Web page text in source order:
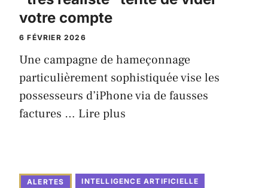
votre compte
6 FÉVRIER 2026
Une campagne de hameçonnage
particulièrement sophistiquée vise les
possesseurs d’iPhone via de fausses
factures … Lire plus
ALERTES INTELLIGENCE ARTIFICIELLE